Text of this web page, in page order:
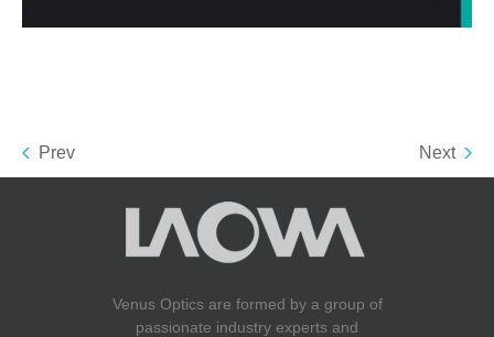
Prev Next
Venus Optics are formed by a group of
passionate industry experts and